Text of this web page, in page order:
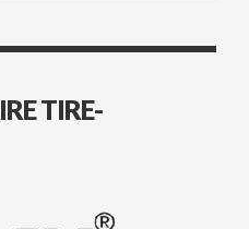
TIRE-